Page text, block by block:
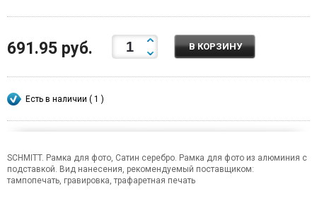
691.95 руб. В КОРЗИНУ
Есть в наличии ( 1 )
SCHMITT. Рамка для фото, Сатин серебро. Рамка для фото из алюминия с
подставкой. Вид нанесения, рекомендуемый поставщиком:
тампопечать, гравировка, трафаретная печать